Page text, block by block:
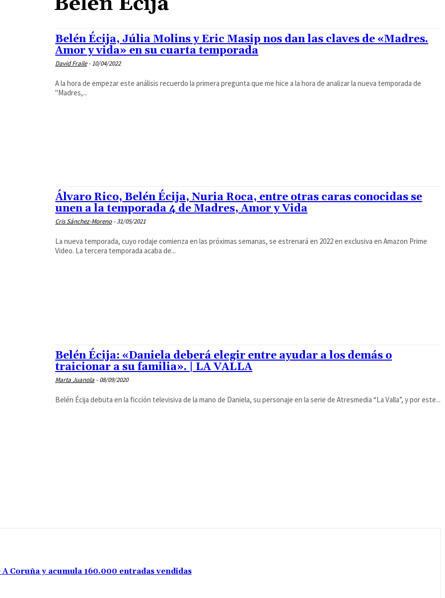
Belén Écija, Júlia Molins y Eric Masip nos dan las claves de «Madres.
Amor y vida» en su cuarta temporada
David Fraile - 10/04/2022
A la hora de empezar este análisis recuerdo la primera pregunta que me hice a la hora de analizar la nueva temporada de
"Madres,...
Álvaro Rico, Belén Écija, Nuria Roca, entre otras caras conocidas se
unen a la temporada 4 de Madres, Amor y Vida
Cris Sánchez-Moreno - 31/05/2021
La nueva temporada, cuyo rodaje comienza en las próximas semanas, se estrenará en 2022 en exclusiva en Amazon Prime
Video. La tercera temporada acaba de...
Belén Écija: «Daniela deberá elegir entre ayudar a los demás o
traicionar a su familia». | LA VALLA
Marta Juanola - 08/09/2020
Belén Écija debuta en la ficción televisiva de la mano de Daniela, su personaje en la serie de Atresmedia “La Valla”, y por este...
Coruña y acumula 160.000 entradas vendidas